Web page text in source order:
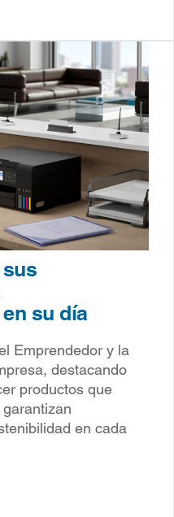
su día
Emprendedor y la
destacando
productos que
en cada